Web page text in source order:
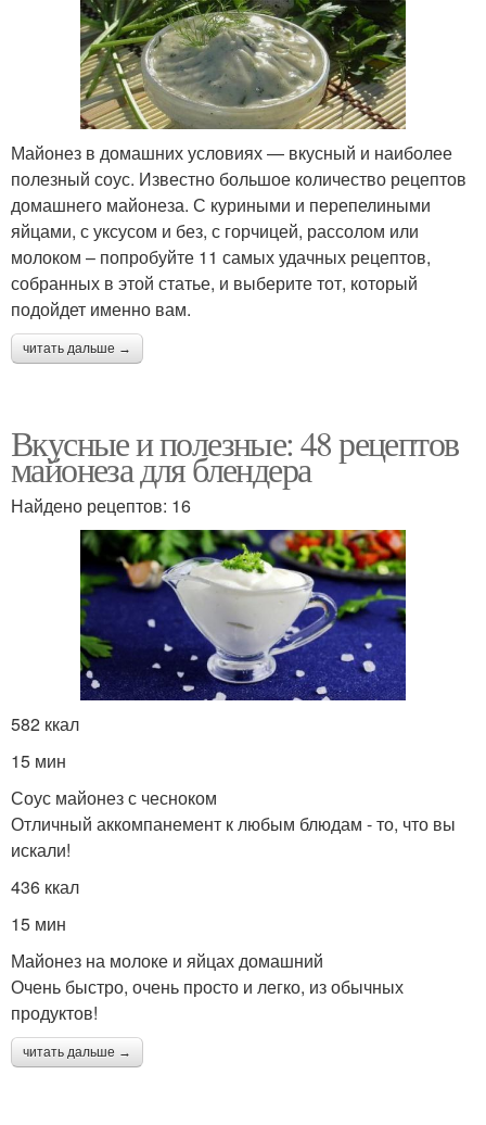
Майонез в домашних условиях — вкусный и наиболее
полезный соус. Известно большое количество рецептов
домашнего майонеза. С куриными и перепелиными
яйцами, с уксусом и без, с горчицей, рассолом или
молоком – попробуйте 11 самых удачных рецептов,
собранных в этой статье, и выберите тот, который
подойдет именно вам.
читать дальше →
Вкусные и полезные: 48 рецептов
майонеза для блендера
Найдено рецептов: 16
582 ккал
15 мин
Соус майонез с чесноком
Отличный аккомпанемент к любым блюдам - то, что вы
искали!
436 ккал
15 мин
Майонез на молоке и яйцах домашний
Очень быстро, очень просто и легко, из обычных
продуктов!
читать дальше →